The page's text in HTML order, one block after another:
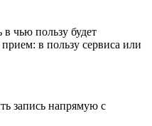
в чью пользу будет
в пользу сервиса или
запись напрямую с